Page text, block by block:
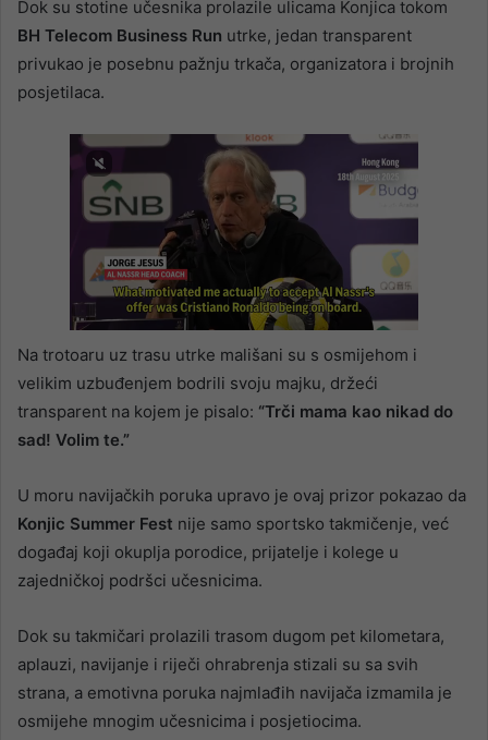
Dok su stotine učesnika prolazile ulicama Konjica tokom
BH Telecom Business Run utrke, jedan transparent
privukao je posebnu pažnju trkača, organizatora i brojnih
posjetilaca.
Na trotoaru uz trasu utrke mališani su s osmijehom i
velikim uzbuđenjem bodrili svoju majku, držeći
transparent na kojem je pisalo: “Trči mama kao nikad do
sad! Volim te.”
U moru navijačkih poruka upravo je ovaj prizor pokazao da
Konjic Summer Fest nije samo sportsko takmičenje, već
događaj koji okuplja porodice, prijatelje i kolege u
zajedničkoj podršci učesnicima.
Dok su takmičari prolazili trasom dugom pet kilometara,
aplauzi, navijanje i riječi ohrabrenja stizali su sa svih
strana, a emotivna poruka najmlađih navijača izmamila je
osmijehe mnogim učesnicima i posjetiocima.